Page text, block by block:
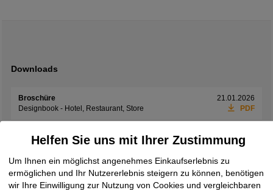
Downloads
Broschüre
Designbook - Hotel, Restaurant, Store
21.01.2026
PDF
Exclusives Interieur
PDF
Broschüre
Laminam Design Book 2026
08.06.2026
PDF
Helfen Sie uns mit Ihrer Zustimmung
Um Ihnen ein möglichst angenehmes Einkaufserlebnis zu
ermöglichen und Ihr Nutzererlebnis steigern zu können, benötigen
wir Ihre Einwilligung zur Nutzung von Cookies und vergleichbaren